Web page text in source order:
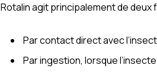
Rotalin agit principalement de deux
Par contact direct avec
Par ingestion, lorsque